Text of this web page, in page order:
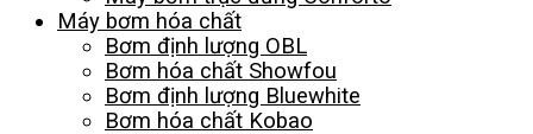
Máy bơm hóa chất
Bơm định lượng OBL
Bơm hóa chất Showfou
Bơm định lượng Bluewhite
Bơm hóa chất Kobao